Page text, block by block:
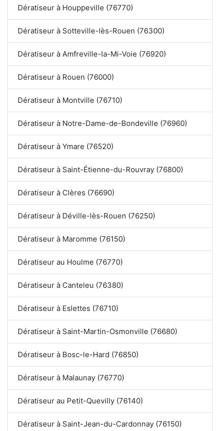
Dératiseur à Houppeville (76770)
Dératiseur à Sotteville-lès-Rouen (76300)
Dératiseur à Amfreville-la-Mi-Voie (76920)
Dératiseur à Rouen (76000)
Dératiseur à Montville (76710)
Dératiseur à Notre-Dame-de-Bondeville (76960)
Dératiseur à Ymare (76520)
Dératiseur à Saint-Étienne-du-Rouvray (76800)
Dératiseur à Clères (76690)
Dératiseur à Déville-lès-Rouen (76250)
Dératiseur à Maromme (76150)
Dératiseur au Houlme (76770)
Dératiseur à Canteleu (76380)
Dératiseur à Eslettes (76710)
Dératiseur à Saint-Martin-Osmonville (76680)
Dératiseur à Bosc-le-Hard (76850)
Dératiseur à Malaunay (76770)
Dératiseur au Petit-Quevilly (76140)
Dératiseur à Saint-Jean-du-Cardonnay (76150)